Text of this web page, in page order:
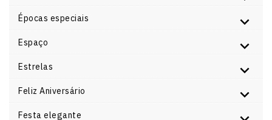
Épocas especiais
Espaço
Estrelas
Feliz Aniversário
Festa elegante